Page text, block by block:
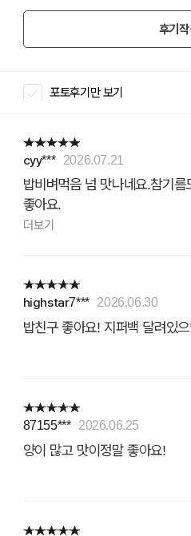
후기
포토후기만 보기
cyy*** 2026.07.21
밥비벼먹음 넘 맛나네요.참기름
좋아요.
더보기
highstar7*** 2026.06.30
밥친구 좋아요! 지퍼백 달려있
87155*** 2026.06.25
양이 많고 맛이정말 좋아요!